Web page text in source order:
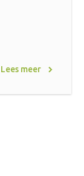
Lees meer